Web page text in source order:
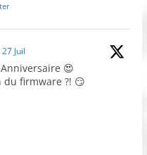
27 Juil
😍
du firmware ?! 😏